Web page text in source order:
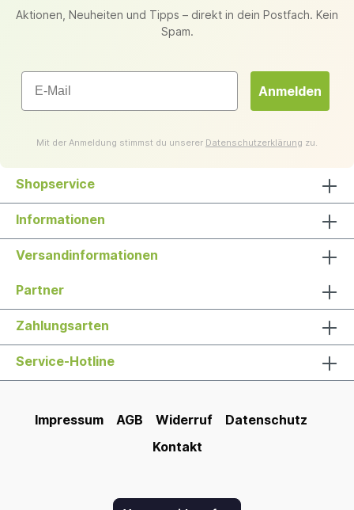
Aktionen, Neuheiten und Tipps – direkt in dein Postfach. Kein
Spam.
Email
Anmelden
Mit der Anmeldung stimmst du unserer Datenschutzerklärung zu.
Shopservice
Informationen
Versandinformationen
Partner
Zahlungsarten
Service-Hotline
Impressum AGB Widerruf
Datenschutz
Kontakt